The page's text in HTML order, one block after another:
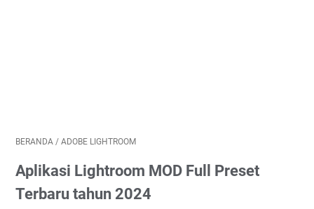
BERANDA / ADOBE LIGHTROOM
Aplikasi Lightroom MOD Full Preset
Terbaru tahun 2024